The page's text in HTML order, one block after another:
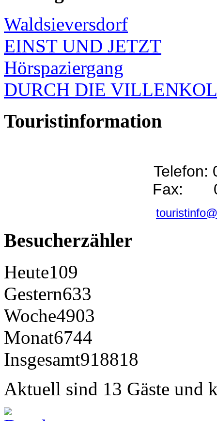
Waldsieversdorf
EINST UND JETZT
Hörspaziergang
DURCH DIE
Touristinformation
Telefon:
Fax:
Besucherzähler
Heute109
Gestern633
Woche4903
Monat6744
Insgesamt918818
Aktuell sind 13 Gäste und